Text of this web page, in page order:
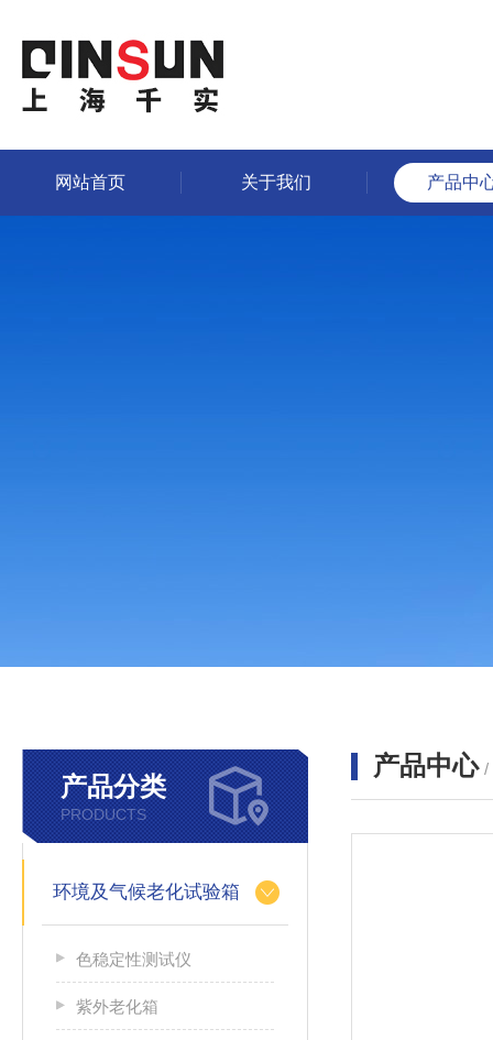
网站首页 关于我们 产品中
产品分类
PRODUCTS
环境及气候老化试验箱
色稳定性测试仪
紫外老化箱
产品中心 /